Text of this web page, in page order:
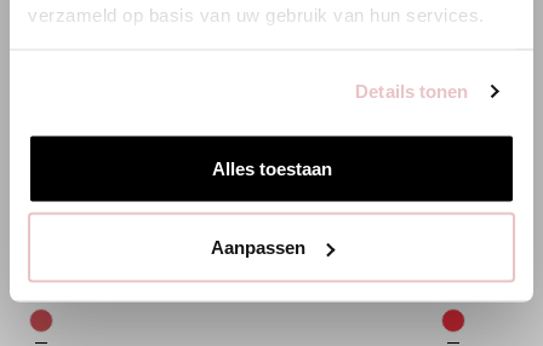
verzameld op basis van uw gebruik van hun services.
Details tonen
Alles toestaan
Aanpassen
CLOUD TOP - KORALLENROT - 13820
59,95 € 89,95 €
Zur niederländischen Seite wechseln